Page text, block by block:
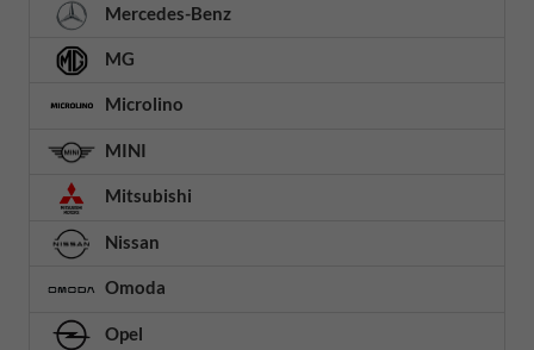
Mercedes-Benz
MG
Microlino
MINI
Mitsubishi
Nissan
Omoda
Opel